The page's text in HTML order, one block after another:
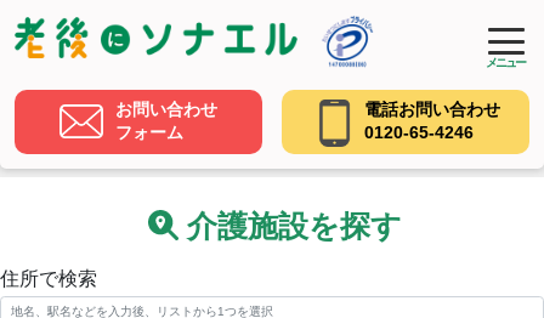
メニュー
お問い合わせ
フォーム
電話お問い合わせ
0120-65-4246
介護施設を探す
住所で検索